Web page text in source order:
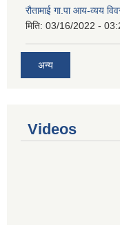
रौतामाई गा.पा आय-व्यय
मिति: 03/16/2022 -
अन्य
Videos